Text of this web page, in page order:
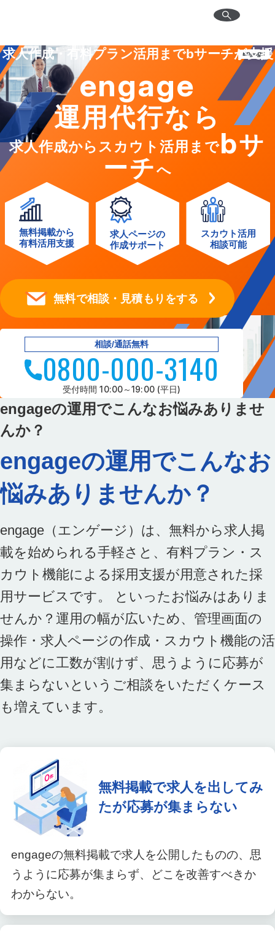
求人作成・有料プラン活用までbサーチが支援
engage
運用代行なら
求人作成からスカウト活用までbサ
ーチへ
無料掲載から
有料活用支援
求人ページの
作成サポート
スカウト活用
相談可能
無料で相談・見積もりをする
相談/通話無料
受付時間 10:00～19:00 (平日)
0800-000-3140
engageの運用でこんなお悩みありませ
んか？
engageの運用でこんなお
悩みありませんか？
engage（エンゲージ）は、無料から求人掲
載を始められる手軽さと、有料プラン・ス
カウト機能による採用支援が用意された採
用サービスです。 といったお悩みはありま
せんか？運用の幅が広いため、管理画面の
操作・求人ページの作成・スカウト機能の活
用などに工数が割けず、思うように応募が
集まらないというご相談をいただくケース
も増えています。
無料掲載で求人を出してみ
たが応募が集まらない
engageの無料掲載で求人を公開したものの、思
うように応募が集まらず、どこを改善すべきか
わからない。